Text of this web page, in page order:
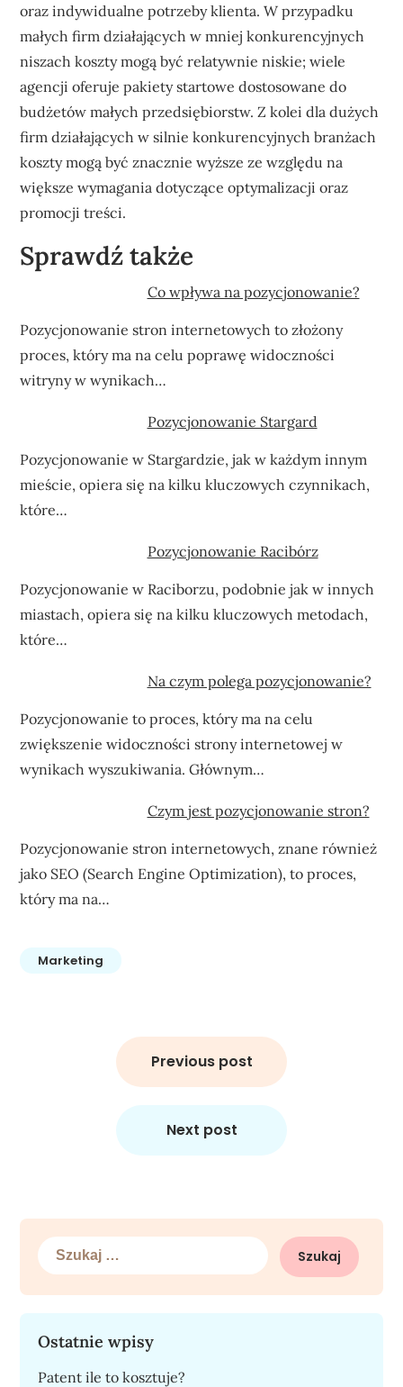
oraz indywidualne potrzeby klienta. W przypadku
małych firm działających w mniej konkurencyjnych
niszach koszty mogą być relatywnie niskie; wiele
agencji oferuje pakiety startowe dostosowane do
budżetów małych przedsiębiorstw. Z kolei dla dużych
firm działających w silnie konkurencyjnych branżach
koszty mogą być znacznie wyższe ze względu na
większe wymagania dotyczące optymalizacji oraz
promocji treści.
Sprawdź także
Co wpływa na pozycjonowanie?
Pozycjonowanie stron internetowych to złożony
proces, który ma na celu poprawę widoczności
witryny w wynikach…
Pozycjonowanie Stargard
Pozycjonowanie w Stargardzie, jak w każdym innym
mieście, opiera się na kilku kluczowych czynnikach,
które…
Pozycjonowanie Racibórz
Pozycjonowanie w Raciborzu, podobnie jak w innych
miastach, opiera się na kilku kluczowych metodach,
które…
Na czym polega pozycjonowanie?
Pozycjonowanie to proces, który ma na celu
zwiększenie widoczności strony internetowej w
wynikach wyszukiwania. Głównym…
Czym jest pozycjonowanie stron?
Pozycjonowanie stron internetowych, znane również
jako SEO (Search Engine Optimization), to proces,
który ma na…
Marketing
Previous post
Next post
Szukaj:
Ostatnie wpisy
Patent ile to kosztuje?